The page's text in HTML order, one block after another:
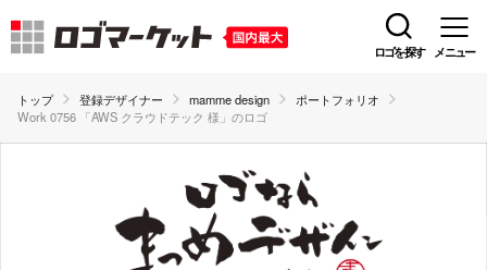
ロゴを探す メニュー
トップ 登録デザイナー mamme design
ポートフォリオ
Work 0756 「AWS クラウドテック 様」のロゴ